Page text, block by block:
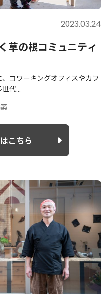
2023.03.24
草の根コミュニティ
コワーキングオフィスやカフ
代...
こちら